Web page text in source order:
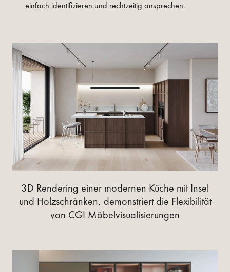
einfach identifizieren und rechtzeitig ansprechen.
3D Rendering einer modernen Küche mit Insel
und Holzschränken, demonstriert die Flexibilität
von CGI Möbelvisualisierungen